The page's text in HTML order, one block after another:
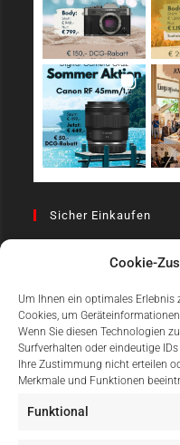
Cookie-
Um Ihnen ein optimales Erlebnis
Cookies, um
Wenn Sie diesen Technologien
Surfverhalten oder eindeutige
Ihre Zustimmung nicht erteilen
Merkmale und Funktionen
Funktional
Sicher Einkaufen
Einfach Online